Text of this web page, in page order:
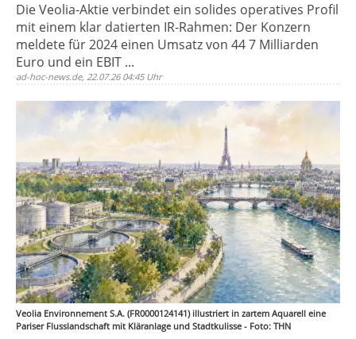
Die Veolia-Aktie verbindet ein solides operatives Profil
mit einem klar datierten IR-Rahmen: Der Konzern
meldete für 2024 einen Umsatz von 44 7 Milliarden
Euro und ein EBIT ...
ad-hoc-news.de, 22.07.26 04:45 Uhr
Veolia Environnement S.A. (FR0000124141) illustriert in zartem Aquarell eine
Pariser Flusslandschaft mit Kläranlage und Stadtkulisse - Foto: THN